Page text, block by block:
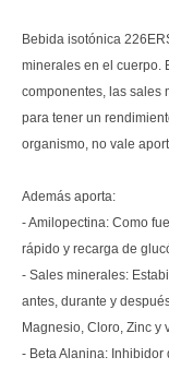
Bebida isotónica
minerales en el cuerpo.
componentes, las sales
para tener un
organismo, no vale
Además aporta:
- Amilopectina: Como
rápido y recarga de
- Sales minerales:
antes, durante y
Magnesio, Cloro, Zinc y
- Beta Alanina: